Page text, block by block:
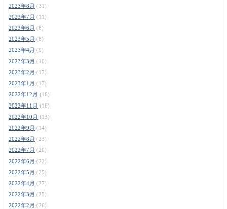
2023年8月 (31)
2023年7月 (11)
2023年6月 (8)
2023年5月 (8)
2023年4月 (9)
2023年3月 (10)
2023年2月 (17)
2023年1月 (17)
2022年12月 (16)
2022年11月 (16)
2022年10月 (13)
2022年9月 (14)
2022年8月 (23)
2022年7月 (20)
2022年6月 (22)
2022年5月 (25)
2022年4月 (27)
2022年3月 (25)
2022年2月 (26)